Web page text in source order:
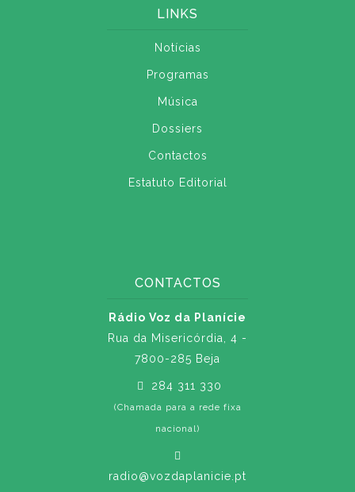
LINKS
Notícias
Programas
Música
Dossiers
Contactos
Estatuto Editorial
CONTACTOS
Rádio Voz da Planície
Rua da Misericórdia, 4 -
7800-285 Beja
284 311 330
(Chamada para a rede fixa
nacional)
radio@vozdaplanicie.pt